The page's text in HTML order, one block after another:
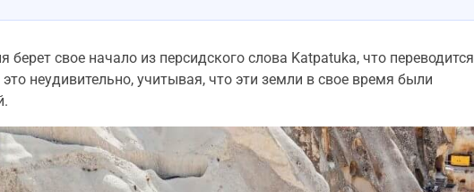
свое начало из персидского слова Katpatuka, что переводится
неудивительно, учитывая, что эти земли в свое время были